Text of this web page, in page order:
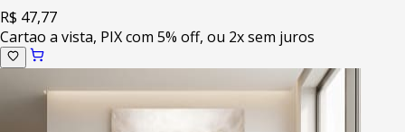
R$ 47,77
Cartao a vista, PIX com 5% off, ou 2x sem juros